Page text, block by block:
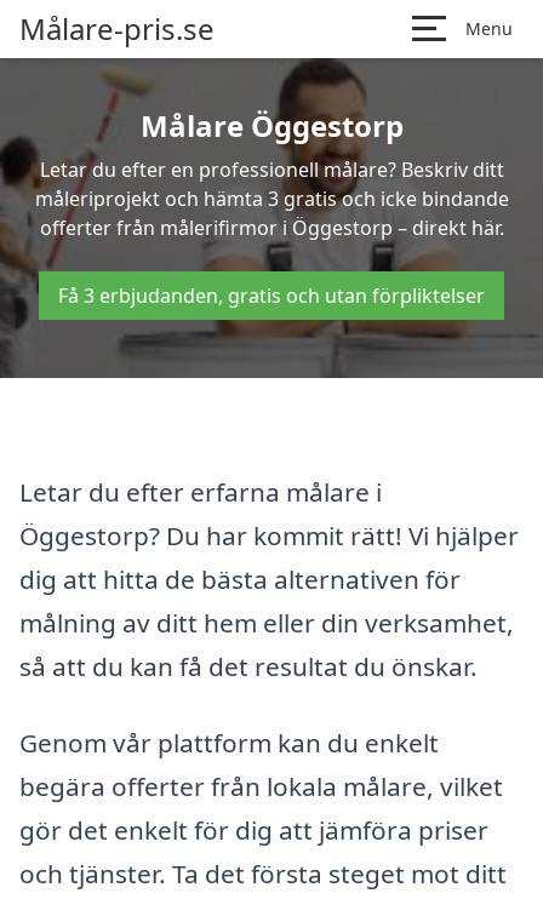
Målare-pris.se Menu
Målare Öggestorp
Letar du efter en professionell målare? Beskriv ditt
måleriprojekt och hämta 3 gratis och icke bindande
offerter från målerifirmor i Öggestorp – direkt här.
Få 3 erbjudanden, gratis och utan förpliktelser
Letar du efter erfarna målare i
Öggestorp? Du har kommit rätt! Vi hjälper
dig att hitta de bästa alternativen för
målning av ditt hem eller din verksamhet,
så att du kan få det resultat du önskar.
Genom vår plattform kan du enkelt
begära offerter från lokala målare, vilket
gör det enkelt för dig att jämföra priser
och tjänster. Ta det första steget mot ditt